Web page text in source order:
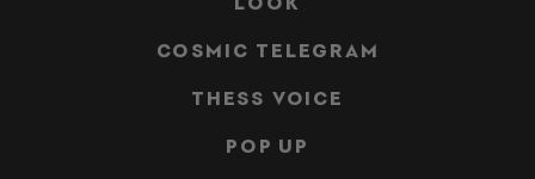
COSMIC TELEGRAM
THESS VOICE
POP UP